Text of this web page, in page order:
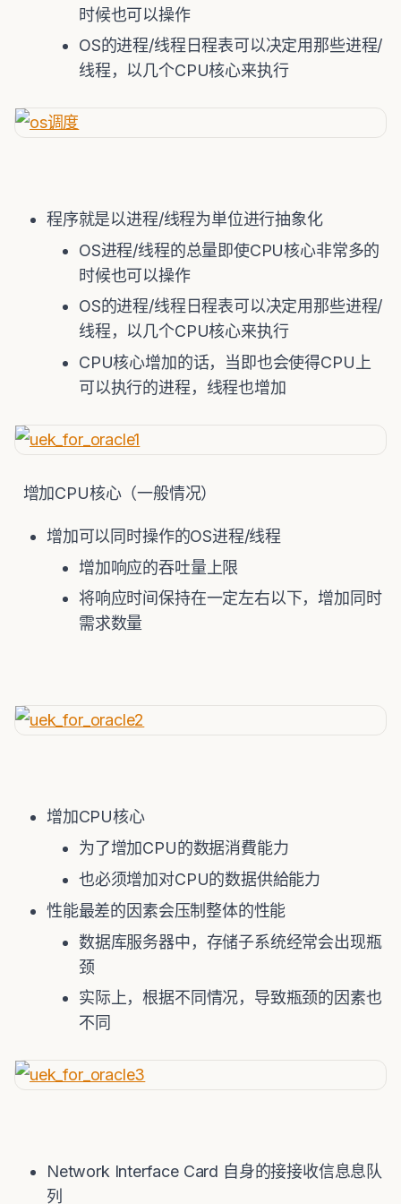
时候也可以操作
OS的进程/线程日程表可以决定用那些进程/
线程，以几个CPU核心来执行
程序就是以进程/线程为単位进行抽象化
OS进程/线程的总量即使CPU核心非常多的
时候也可以操作
OS的进程/线程日程表可以决定用那些进程/
线程，以几个CPU核心来执行
CPU核心增加的话，当即也会使得CPU上
可以执行的进程，线程也增加
增加CPU核心（一般情况）
增加可以同时操作的OS进程/线程
增加响应的吞吐量上限
将响应时间保持在一定左右以下，增加同时
需求数量
增加CPU核心
为了增加CPU的数据消費能力
也必须增加对CPU的数据供給能力
性能最差的因素会压制整体的性能
数据库服务器中，存储子系统经常会出现瓶
颈
实际上，根据不同情况，导致瓶颈的因素也
不同
Network Interface Card 自身的接接收信息息队
列